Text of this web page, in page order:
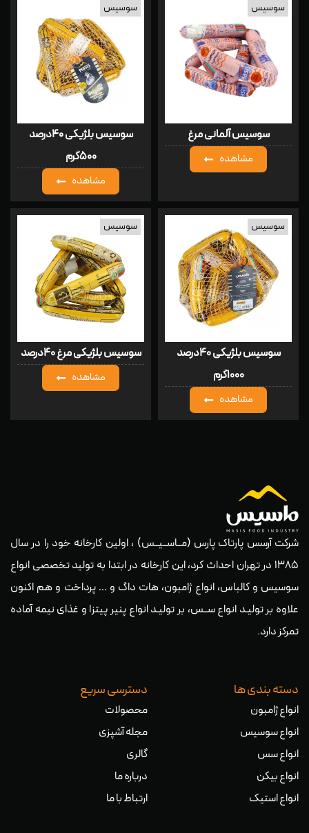
سوسیس آلمانی مرغ
مشاهده
سوسیس
سوسیس بلژیکی ۴۰درصد
۵۰۰گرم
مشاهده
سوسیس
سوسیس بلژیکی ۴۰درصد
۱۰۰۰گرم
مشاهده
سوسیس
سوسیس بلژیکی مرغ ۴۰درصد
مشاهده
سوسیس
شرکت آرسس پارتاک پارس (مــاســیــس) ، اولین کارخانه خود را در سال
۱۳۸۵ در تهران احداث کرد، این کارخانه در ابتدا به تولید تخصصی انواع
سوسیس و کالباس، انواع ژامبون، هات داگ و … پرداخت و هم اکنون
علاوه بر تولیـد انواع ســس، بر تولیـد انواع پنیر پیتزا و غذای نیمه آماده
تمرکز دارد.
دسته بندی ها
انواع ژامبون
انواع سوسیس
انواع سس
انواع بیکن
انواع استیک
دسترسی سریع
محصولات
مجله آشپزی
گالری
درباره ما
ارتباط با ما